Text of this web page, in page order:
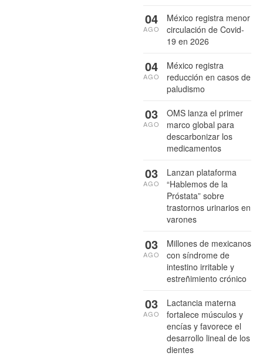
México registra menor
circulación de Covid-
19 en 2026
04
AGO
México registra
reducción en casos de
paludismo
04
AGO
OMS lanza el primer
marco global para
descarbonizar los
medicamentos
03
AGO
Lanzan plataforma
“Hablemos de la
Próstata” sobre
trastornos urinarios en
varones
03
AGO
Millones de mexicanos
con síndrome de
intestino irritable y
estreñimiento crónico
03
AGO
Lactancia materna
fortalece músculos y
encías y favorece el
desarrollo lineal de los
dientes
03
AGO